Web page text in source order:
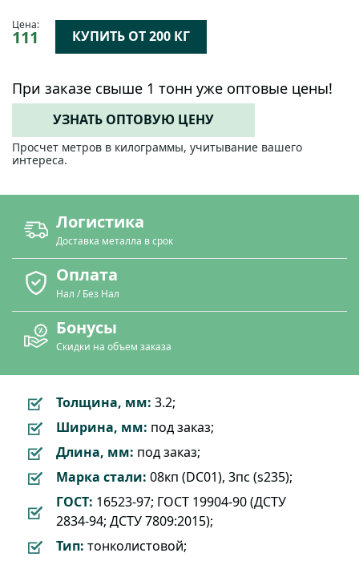
Цена:
111 КУПИТЬ ОТ 200 КГ
При заказе свыше 1 тонн уже оптовые цены!
УЗНАТЬ ОПТОВУЮ ЦЕНУ
Просчет метров в килограммы, учитывание вашего
интереса.
Логистика
Доставка металла в срок
Оплата
Нал / Без Нал
Бонусы
Скидки на объем заказа
Толщина, мм: 3.2;
Ширина, мм: под заказ;
Длина, мм: под заказ;
Марка стали: 08кп (DC01), 3пс (s235);
ГОСТ: 16523-97; ГОСТ 19904-90 (ДСТУ
2834-94; ДСТУ 7809:2015);
Тип: тонколистовой;